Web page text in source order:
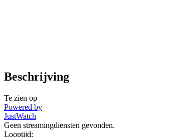
Beschrijving
Te zien op
Powered by
JustWatch
Geen streamingdiensten gevonden.
Looptijd: